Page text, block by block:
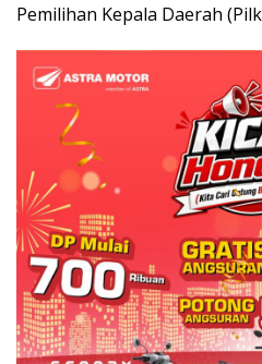
Pemilihan Kepala Daerah